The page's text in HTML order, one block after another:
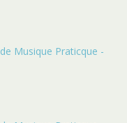
Musique Praticque -